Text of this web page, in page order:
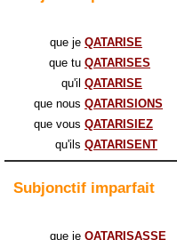
que je QATARISE
que tu QATARISES
qu'il QATARISE
que nous QATARISIONS
que vous QATARISIEZ
qu'ils QATARISENT
Subjonctif imparfait
que je QATARISASSE